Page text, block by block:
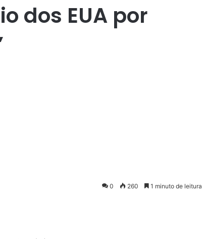
dos EUA por
0 260 1 minuto de leitura